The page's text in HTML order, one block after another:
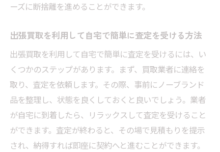
ーズに断捨離を進めることができます。
出張買取を利用して自宅で簡単に査定を受ける方法
出張買取を利用して自宅で簡単に査定を受けるには、い
くつかのステップがあります。まず、買取業者に連絡を
取り、査定を依頼します。その際、事前にノーブランド
品を整理し、状態を良くしておくと良いでしょう。業者
が自宅に到着したら、リラックスして査定を受けること
ができます。査定が終わると、その場で見積もりを提示
され、納得すれば即座に契約へと進むことができます。